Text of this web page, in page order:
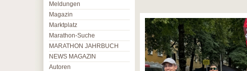
Meldungen
Magazin
Marktplatz
Marathon-Suche
MARATHON JAHRBUCH
NEWS MAGAZIN
Autoren